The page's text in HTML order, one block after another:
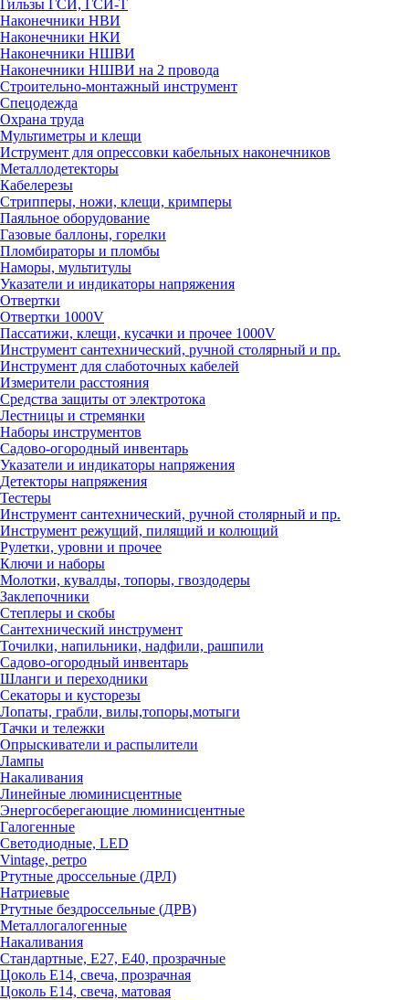
Гильзы ГСИ, ГСИ-Т
Наконечники НВИ
Наконечники НКИ
Наконечники НШВИ
Наконечники НШВИ на 2 провода
Строительно-монтажный инструмент
Спецодежда
Охрана труда
Мультиметры и клещи
Иструмент для опрессовки кабельных наконечников
Металлодетекторы
Кабелерезы
Стрипперы, ножи, клещи, кримперы
Паяльное оборудование
Газовые баллоны, горелки
Пломбираторы и пломбы
Наморы, мультитулы
Указатели и индикаторы напряжения
Отвертки
Отвертки 1000V
Пассатижи, клещи, кусачки и прочее 1000V
Инструмент сантехнический, ручной столярный и пр.
Инструмент для слаботочных кабелей
Измерители расстояния
Средства защиты от электротока
Лестницы и стремянки
Наборы инструментов
Садово-огородный инвентарь
Указатели и индикаторы напряжения
Детекторы напряжения
Тестеры
Инструмент сантехнический, ручной столярный и пр.
Инструмент режущий, пилящий и колющий
Рулетки, уровни и прочее
Ключи и наборы
Молотки, кувалды, топоры, гвоздодеры
Заклепочники
Степлеры и скобы
Сантехнический инструмент
Точилки, напильники, надфили, рашпили
Садово-огородный инвентарь
Шланги и переходники
Секаторы и кусторезы
Лопаты, грабли, вилы,топоры,мотыги
Тачки и тележки
Опрыскиватели и распылители
Лампы
Накаливания
Линейные люминисцентные
Энергосберегающие люминисцентные
Галогенные
Светодиодные, LED
Vintage, ретро
Ртутные дроссельные (ДРЛ)
Натриевые
Ртутные бездроссельные (ДРВ)
Металлогалогенные
Накаливания
Стандартные, Е27, Е40, прозрачные
Цоколь Е14, свеча, прозрачная
Цоколь Е14, свеча, матовая